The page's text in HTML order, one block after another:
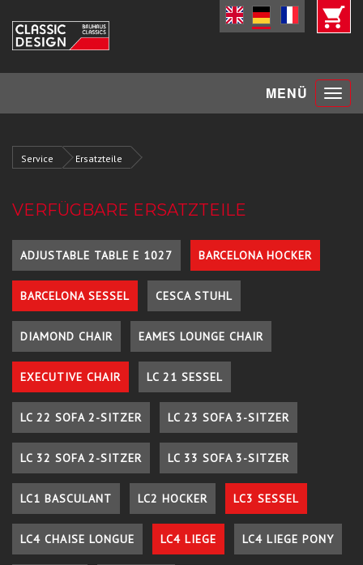
MENÜ Toggle
Service Ersatzteile
VERFÜGBARE ERSATZTEILE
ADJUSTABLE TABLE E 1027 BARCELONA HOCKER
BARCELONA SESSEL CESCA STUHL
DIAMOND CHAIR EAMES LOUNGE CHAIR
EXECUTIVE CHAIR LC 21 SESSEL
LC 22 SOFA 2-SITZER LC 23 SOFA 3-SITZER
LC 32 SOFA 2-SITZER LC 33 SOFA 3-SITZER
LC1 BASCULANT LC2 HOCKER LC3 SESSEL
LC4 CHAISE LONGUE LC4 LIEGE LC4 LIEGE PONY